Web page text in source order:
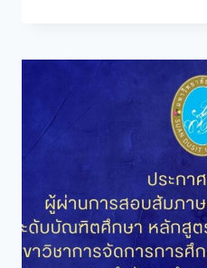
สมัคร
ภาค
ปกติ
ประจำ
ปี
การ
ศึกษา
2567